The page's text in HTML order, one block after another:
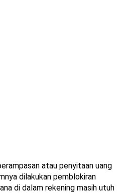
atau penyitaan uang
dilakukan pemblokiran
di dalam rekening masih utuh